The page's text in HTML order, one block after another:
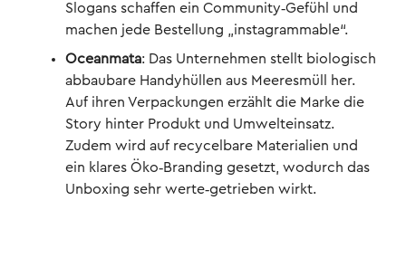
Slogans schaffen ein Community‑Gefühl und
machen jede Bestellung „instagrammable“.
Oceanmata: Das Unternehmen stellt biologisch
abbaubare Handyhüllen aus Meeresmüll her.
Auf ihren Verpackungen erzählt die Marke die
Story hinter Produkt und Umwelteinsatz.
Zudem wird auf recycelbare Materialien und
ein klares Öko‑Branding gesetzt, wodurch das
Unboxing sehr werte‑getrieben wirkt.